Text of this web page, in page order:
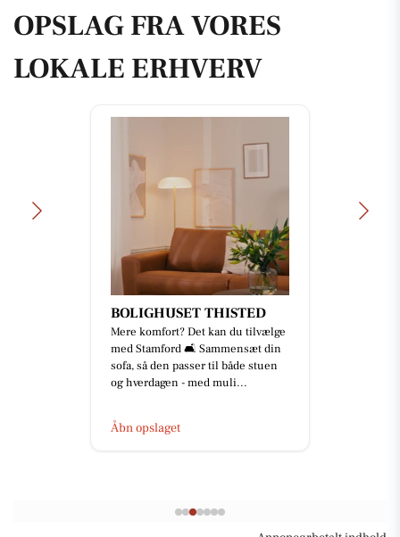
OPSLAG FRA VORES
LOKALE ERHVERV
BOLIGHUSET THISTED
Mere komfort? Det kan du tilvælge
med Stamford 🛋️ Sammensæt din
sofa, så den passer til både stuen
og hverdagen - med muli...
Åbn opslaget